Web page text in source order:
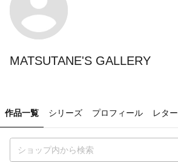
MATSUTANE'S GALLERY
作品一覧 シリーズ プロフィール レター